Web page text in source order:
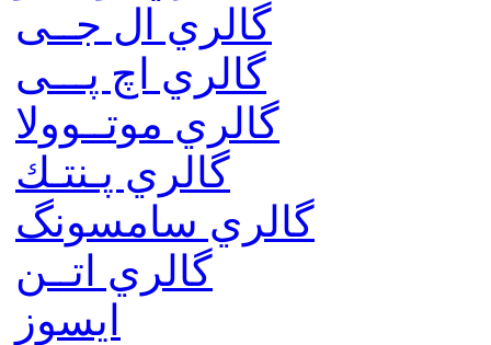
گالري ال جــی
گالري اچ پـــی
گالري موتــوولا
گالري پـنتـك
گالري سامسونگ
گالري اتــن
ایسوز